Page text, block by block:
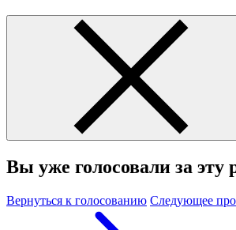
Вы уже голосовали за эту
Вернуться к голосованию Следующее